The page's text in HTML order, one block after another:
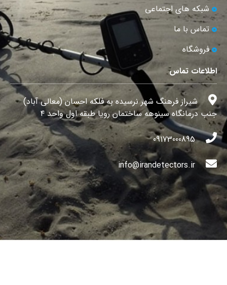
شبکه های اجتماعی
تماس با ما
فروشگاه
اطلاعات تماس
شیراز فرهنگ شهر نرسیده به فلکه احسان (معالی آباد)
جنب درمانگاه سینوهه ساختمان رویا طبقه اول واحد ۴
09173000895
info@irandetectors.ir